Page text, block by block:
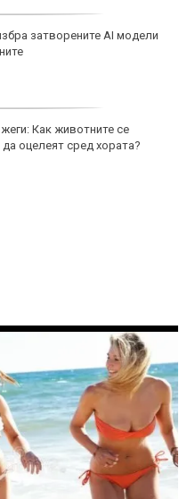
затворените AI модели
Как животните се
оцелеят сред хората?